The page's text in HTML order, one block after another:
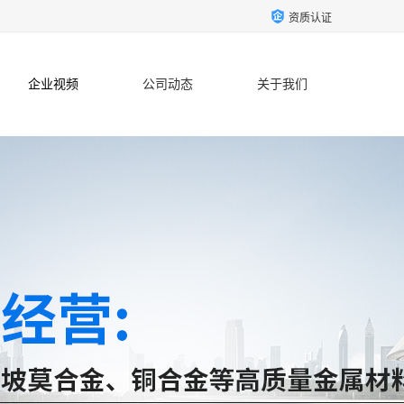
资质认证
企业视频 公司动态 关于我们